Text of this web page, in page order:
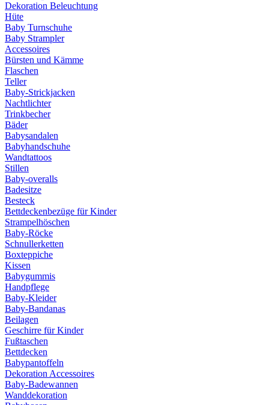
Dekoration Beleuchtung
Hüte
Baby Turnschuhe
Baby Strampler
Accessoires
Bürsten und Kämme
Flaschen
Teller
Baby-Strickjacken
Nachtlichter
Trinkbecher
Bäder
Babysandalen
Babyhandschuhe
Wandtattoos
Stillen
Baby-overalls
Badesitze
Besteck
Bettdeckenbezüge für Kinder
Strampelhöschen
Baby-Röcke
Schnullerketten
Boxteppiche
Kissen
Babygummis
Handpflege
Baby-Kleider
Baby-Bandanas
Beilagen
Geschirre für Kinder
Fußtaschen
Bettdecken
Babypantoffeln
Dekoration Accessoires
Baby-Badewannen
Wanddekoration